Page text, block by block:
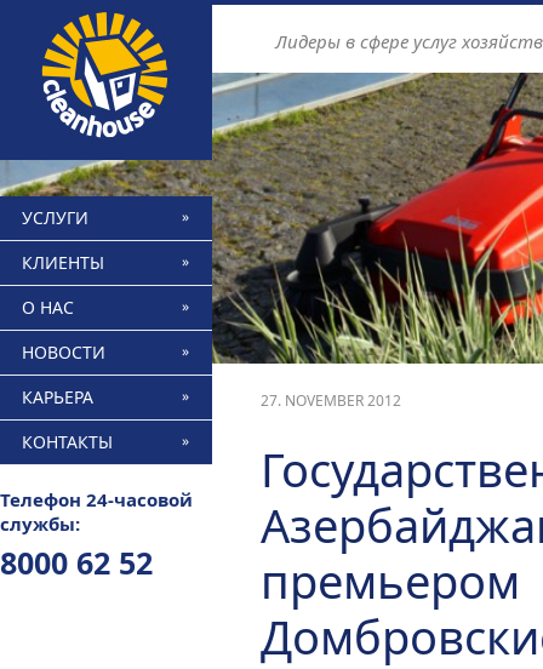
Лидеры в сфере услуг
УСЛУГИ
КЛИЕНТЫ
О НАС
НОВОСТИ
КАРЬЕРА
КОНТАКТЫ
Телефон 24-часовой
службы:
8000 62 52
27. NOVEMBER 2012
премьером